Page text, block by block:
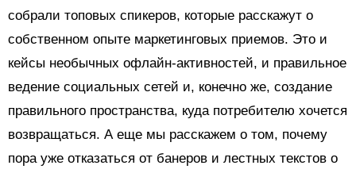
собрали топовых спикеров, которые расскажут о
собственном опыте маркетинговых приемов. Это и
кейсы необычных офлайн-активностей, и правильное
ведение социальных сетей и, конечно же, создание
правильного пространства, куда потребителю хочется
возвращаться. А еще мы расскажем о том, почему
пора уже отказаться от банеров и лестных текстов о